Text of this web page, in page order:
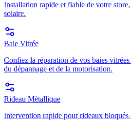
Installation rapide et fiable de votre
solaire.
Baie Vitrée
Confiez la réparation de vos baies
du dépannage et de la motorisation.
Rideau Métallique
Intervention rapide pour rideaux bloqués